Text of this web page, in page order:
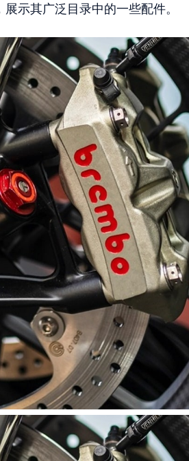
示其广泛目录中的一些配件。